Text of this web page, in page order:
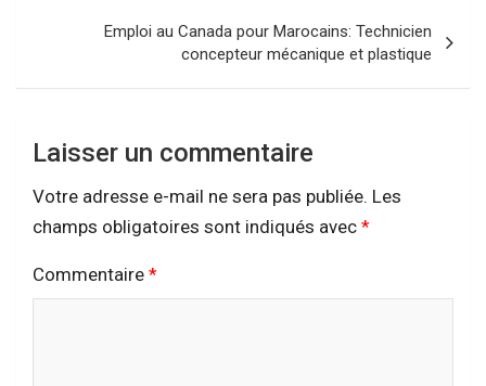
l’articleEmploi au Canada pour Marocains: Technicien
concepteur mécanique et plastique
Laisser un commentaire
Votre adresse e-mail ne sera pas publiée. Les
champs obligatoires sont indiqués avec *
Commentaire *